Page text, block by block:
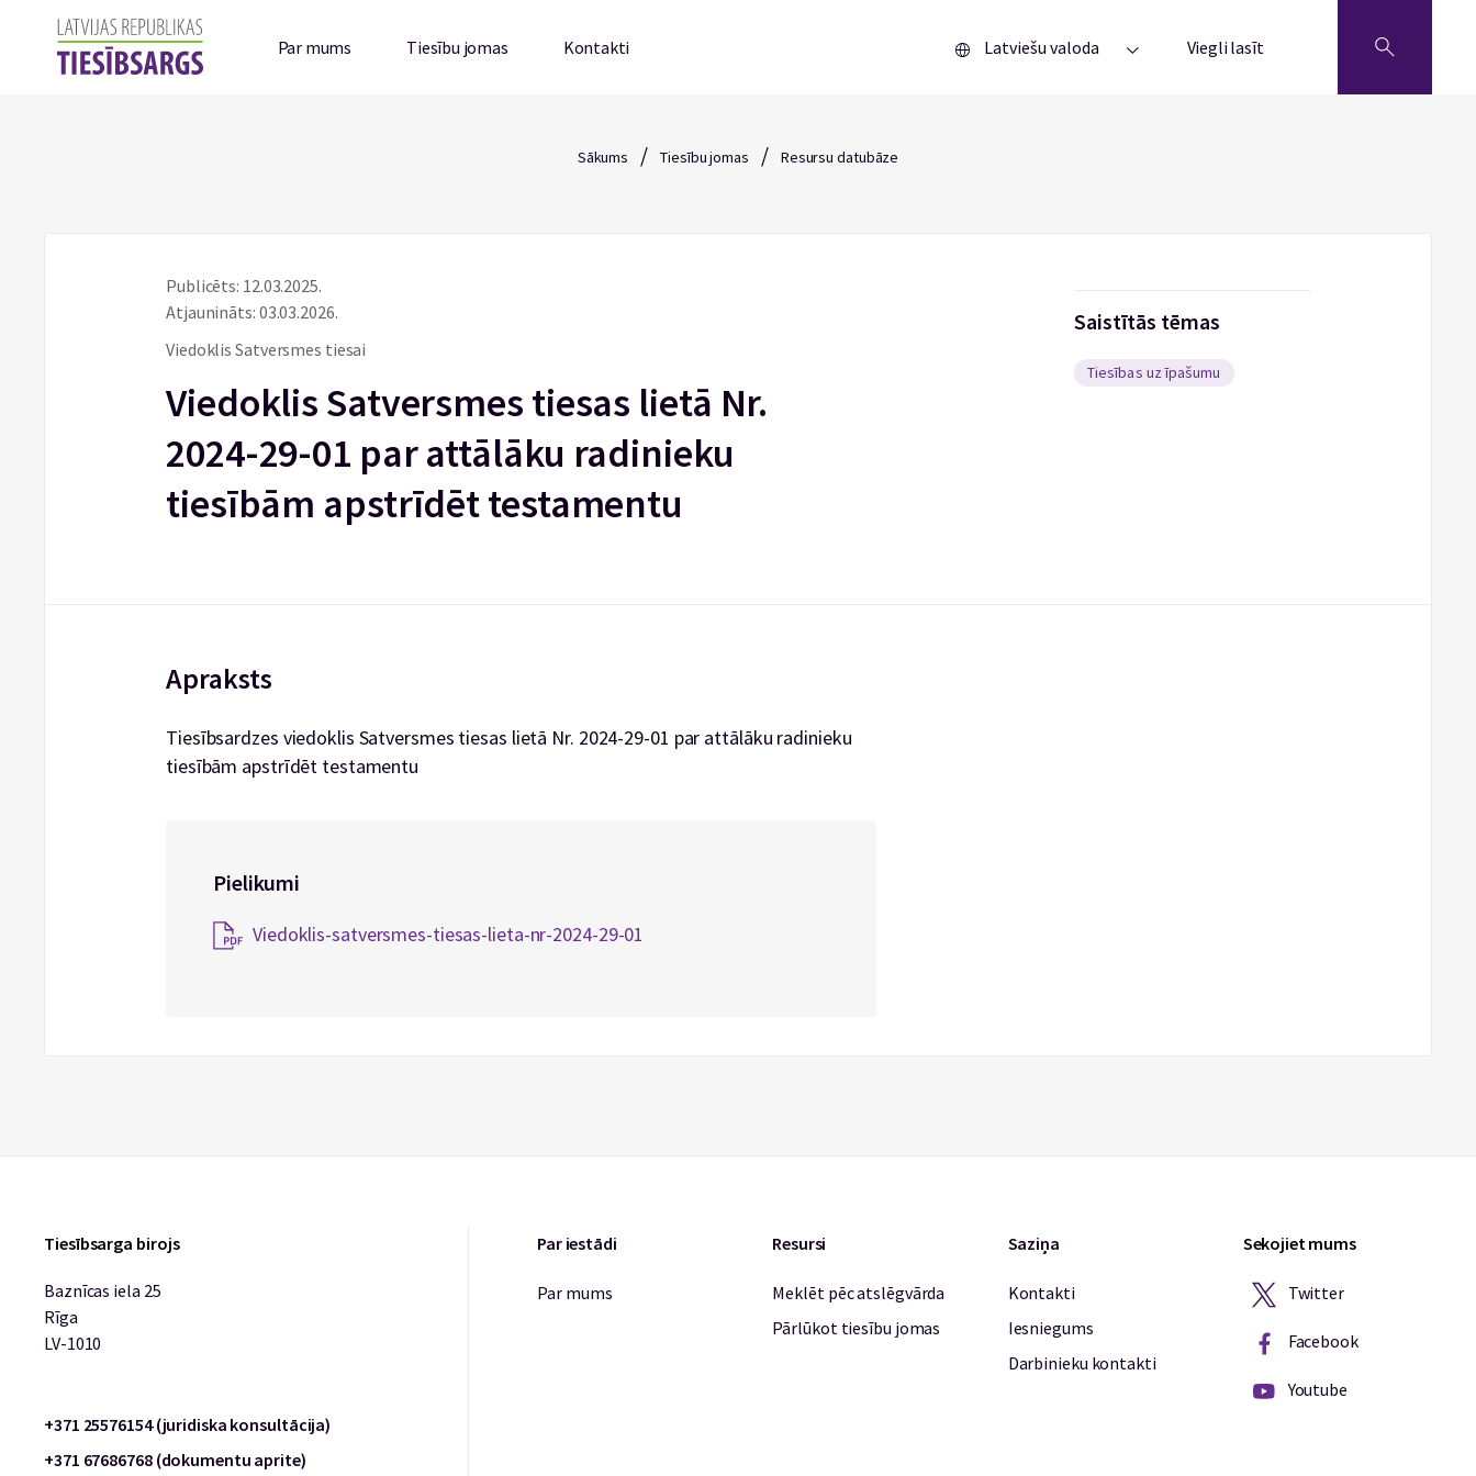
Par mums Tiesību jomas Kontakti Latviešu valoda Viegli lasīt
Sākums / Tiesību jomas / Resursu datubāze
Publicēts: 12.03.2025.
Atjaunināts: 03.03.2026.
Viedoklis Satversmes tiesai
Viedoklis Satversmes tiesas lietā Nr.
2024-29-01 par attālāku radinieku
tiesībām apstrīdēt testamentu
Saistītās tēmas
Tiesības uz īpašumu
Apraksts
Tiesībsardzes viedoklis Satversmes tiesas lietā Nr. 2024-29-01 par attālāku radinieku
tiesībām apstrīdēt testamentu
Pielikumi
Viedoklis-satversmes-tiesas-lieta-nr-2024-29-01
Tiesībsarga birojs
Baznīcas iela 25
Rīga
LV-1010
+371 25576154 (juridiska konsultācija)
+371 67686768 (dokumentu aprite)
Par iestādi
Par mums
Resursi
Meklēt pēc atslēgvārda
Pārlūkot tiesību jomas
Saziņa
Kontakti
Iesniegums
Darbinieku kontakti
Sekojiet mums
Twitter
Facebook
Youtube